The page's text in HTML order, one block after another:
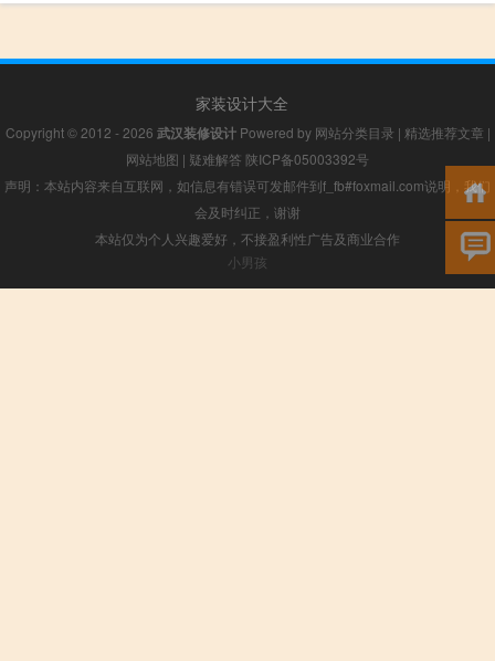
家装设计大全
Copyright © 2012 - 2026 武汉装修设计Powered by 网站分类目录 | 精选推荐文章 |
网站地图 | 疑难解答 陕ICP备05003392号
声明：本站内容来自互联网，如信息有错误可发邮件到f_fb#foxmail.com说明，我们
会及时纠正，谢谢
本站仅为个人兴趣爱好，不接盈利性广告及商业合作
小男孩